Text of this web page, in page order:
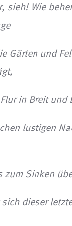
sieh! Wie
Gärten und
in Breit und
lustigen
zum Sinken
sich dieser